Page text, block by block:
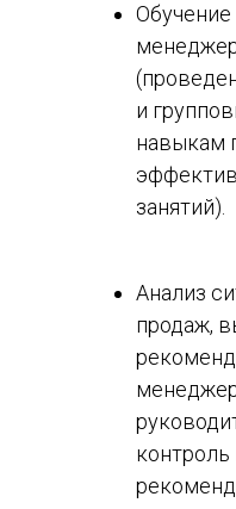
Обучение
и
навыкам
занятий).
Анализ
продаж,